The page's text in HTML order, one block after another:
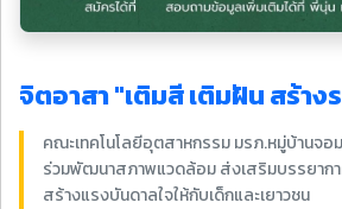
จิตอาสา "เติมสี เติมฝัน สร้า
คณะเทคโนโลยีอุตสาหกรรม มรภ.หมู่บ้านจ
ร่วมพัฒนาสภาพแวดล้อม ส่งเสริมบรรยาก
สร้างแรงบันดาลใจให้กับเด็กและเยาวชน